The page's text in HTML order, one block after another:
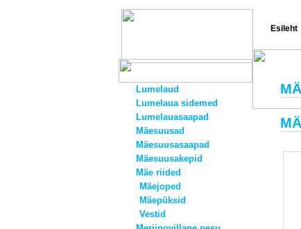
Esileht
Lumelaud
Lumelaua sidemed
Lumelauasaapad
Mäesuusad
Mäesuusasaapad
Mäesuusakepid
Mäe riided
Mäejoped
Mäepüksid
Vestid